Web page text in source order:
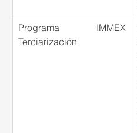
Programa IMMEX
Terciarización